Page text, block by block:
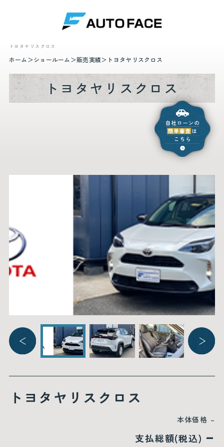
トヨタヤリスクロス
ホーム ショールーム 販売実績 トヨタヤリスクロス
トヨタヤリスクロス
トヨタヤリスクロス
本体価格 –
支払総額(税込) –